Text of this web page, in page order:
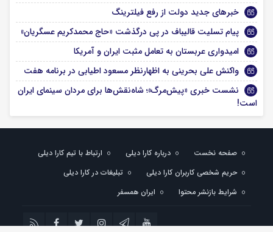
خبرهای جدید دولت از رفع فیلترینگ
پیام تسلیت قالیباف در پی درگذشت «حاج محمدکریم عسگریان»
امیدواری عربستان به تعامل مثبت ایران و آمریکا
واکنش علی بحرینی به اظهارنظر مسعود اطیابی در برنامه هفت
نشست خبری «پیش‌مرگ»؛ شاه‌نقش‌ها برای مردان سینمای ایران
است!
صفحه نخست درباره کارا دیلی
ارتباط با تیم کارا دیلی
حریم شخصی کاربران کارا دیلی
تبلیغات در کارا دیلی
شرایط بازنشر محتوا
ایران همسفر